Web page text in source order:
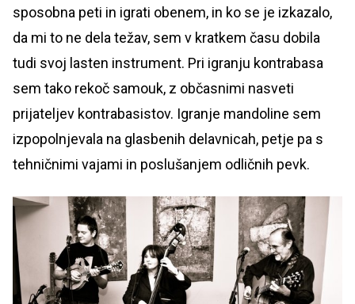
sposobna peti in igrati obenem, in ko se je izkazalo,
da mi to ne dela težav, sem v kratkem času dobila
tudi svoj lasten instrument. Pri igranju kontrabasa
sem tako rekoč samouk, z občasnimi nasveti
prijateljev kontrabasistov. Igranje mandoline sem
izpopolnjevala na glasbenih delavnicah, petje pa s
tehničnimi vajami in poslušanjem odličnih pevk.